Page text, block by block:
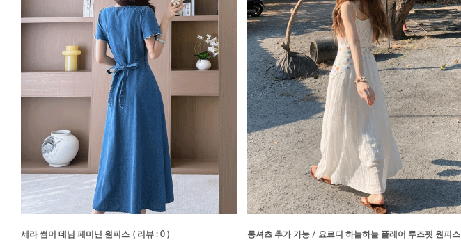
세라 썸머 데님 페미닌 원피스 ( 리뷰 : 0 )
롱셔츠 추가 가능 / 요르디 하늘하늘 플레어 루즈핏 원피스